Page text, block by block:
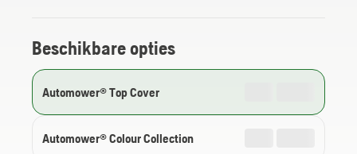
Beschikbare opties
Automower® Top Cover
Automower® Colour Collection